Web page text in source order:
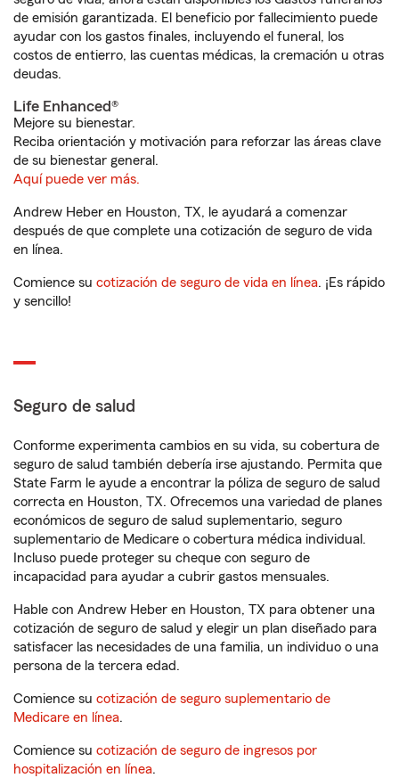
de emisión garantizada. El beneficio por fallecimiento puede
ayudar con los gastos finales, incluyendo el funeral, los
costos de entierro, las cuentas médicas, la cremación u otras
deudas.
Life Enhanced®
Mejore su bienestar.
Reciba orientación y motivación para reforzar las áreas clave
de su bienestar general.
Aquí puede ver más.
Andrew Heber en Houston, TX, le ayudará a comenzar
después de que complete una cotización de seguro de vida
en línea.
Comience su cotización de seguro de vida en línea. ¡Es rápido
y sencillo!
Seguro de salud
Conforme experimenta cambios en su vida, su cobertura de
seguro de salud también debería irse ajustando. Permita que
State Farm le ayude a encontrar la póliza de seguro de salud
correcta en Houston, TX. Ofrecemos una variedad de planes
económicos de seguro de salud suplementario, seguro
suplementario de Medicare o cobertura médica individual.
Incluso puede proteger su cheque con seguro de
incapacidad para ayudar a cubrir gastos mensuales.
Hable con Andrew Heber en Houston, TX para obtener una
cotización de seguro de salud y elegir un plan diseñado para
satisfacer las necesidades de una familia, un individuo o una
persona de la tercera edad.
Comience su cotización de seguro suplementario de
Medicare en línea.
Comience su cotización de seguro de ingresos por
hospitalización en línea.